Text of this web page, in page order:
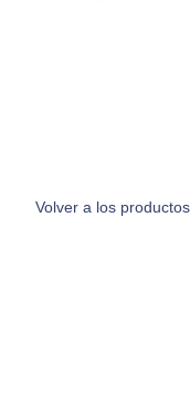
Volver a los productos